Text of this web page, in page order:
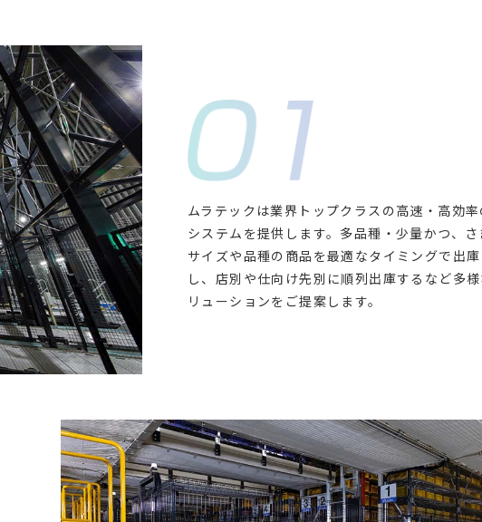
ムラテックは業界トップクラスの高速・高効
システムを提供します。多品種・少量かつ、さ
サイズや品種の商品を最適なタイミングで出
し、店別や仕向け先別に順列出庫するなど多
リューションをご提案します。